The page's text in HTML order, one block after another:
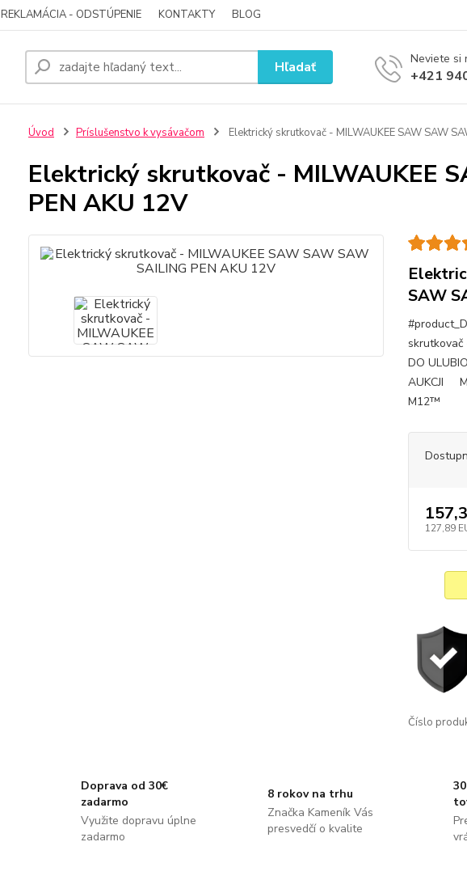
REKLAMÁCIA - ODSTÚPENIE KONTAKTY BLOG
Hľadať Neviete si
+421
Úvod Príslušenstvo k vysávačom Elektrický skrutkovač - MILWAUKEE SAW SAW
Elektrický skrutkovač - MILWAUKEE
PEN AKU 12V
SAW
skrutkovač
DO
AUKCJI
127,89
Číslo
Doprava od 30€
zadarmo
Využite dopravu úplne
zadarmo
8 rokov na trhu
Značka Kameník Vás
presvedčí o kvalite